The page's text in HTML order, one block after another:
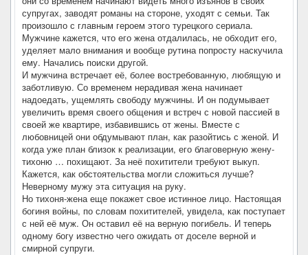
супругах, заводят романы на стороне, уходят с семьи. Так
произошло с главным героем этого турецкого сериала.
Мужчине кажется, что его жена отдалилась, не обходит его,
уделяет мало внимания и вообще рутина попросту наскучила
ему. Начались поиски другой.
И мужчина встречает её, более востребованную, любящую и
заботливую. Со временем нерадивая жена начинает
надоедать, ущемлять свободу мужчины. И он подумывает
увеличить время своего общения и встреч с новой пассией в
своей же квартире, избавившись от жены. Вместе с
любовницей они обдумывают план, как разойтись с женой. И
когда уже план близок к реализации, его благоверную жену-
тихоню … похищают. За неё похитители требуют выкуп.
Кажется, как обстоятельства могли сложиться лучше?
Неверному мужу эта ситуация на руку.
Но тихоня-жена еще покажет свое истинное лицо. Настоящая
богиня войны, по словам похитителей, увидела, как поступает
с ней её муж. Он оставил её на верную погибель. И теперь
одному богу известно чего ожидать от доселе верной и
смирной супруги.